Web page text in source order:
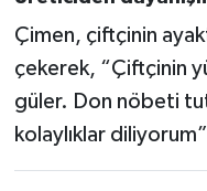
Çimen, çiftçinin
çekerek, “Çiftçinin
güler. Don nöbeti
kolaylıklar